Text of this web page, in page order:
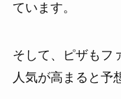
ています。
そして、ピザもフ
人気が高まると予